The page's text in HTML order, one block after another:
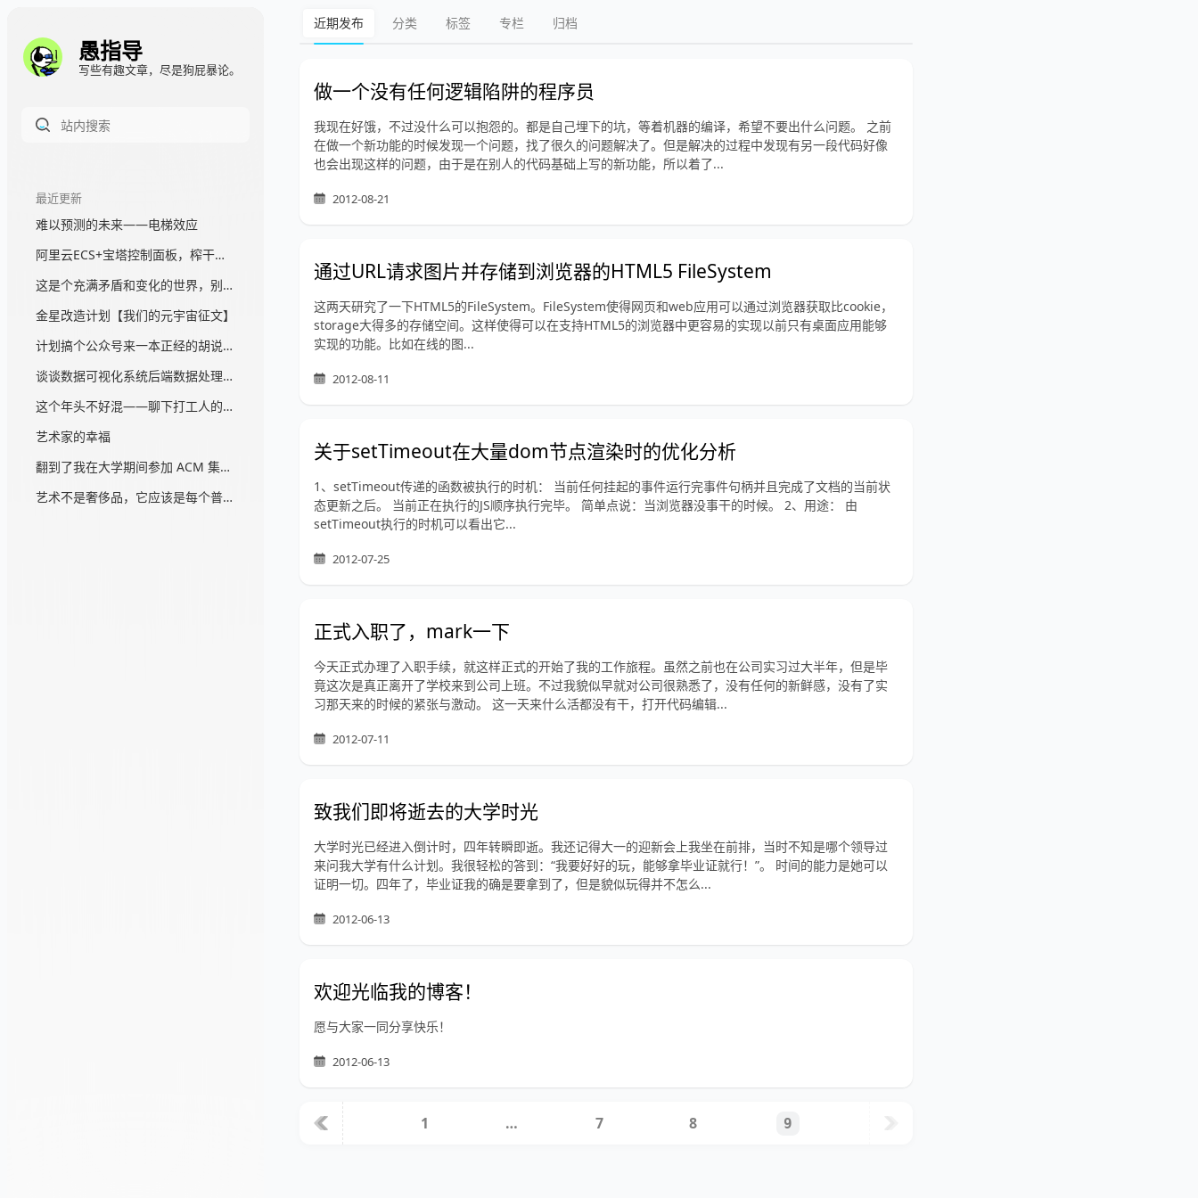
愚指导
写些有趣文章，尽是狗屁暴论。
最近更新
难以预测的未来——电梯效应
阿里云ECS+宝塔控制面板，榨干一台服务器，真香
这是个充满矛盾和变化的世界，别苛求完美
金星改造计划【我们的元宇宙征文】
计划搞个公众号来一本正经的胡说一通
谈谈数据可视化系统后端数据处理架构那块的事情
这个年头不好混——聊下打工人的阶级意识
艺术家的幸福
翻到了我在大学期间参加 ACM 集训的心得体会...
艺术不是奢侈品，它应该是每个普通人的消费品
近期发布 分类 标签 专栏 归档
做一个没有任何逻辑陷阱的程序员
我现在好饿，不过没什么可以抱怨的。都是自己埋下的坑，等着机器的编译，希望不要出什么问题。 之前
在做一个新功能的时候发现一个问题，找了很久的问题解决了。但是解决的过程中发现有另一段代码好像
也会出现这样的问题，由于是在别人的代码基础上写的新功能，所以着了...
2012-08-21
通过URL请求图片并存储到浏览器的HTML5 FileSystem
这两天研究了一下HTML5的FileSystem。FileSystem使得网页和web应用可以通过浏览器获取比cookie，
storage大得多的存储空间。这样使得可以在支持HTML5的浏览器中更容易的实现以前只有桌面应用能够
实现的功能。比如在线的图...
2012-08-11
关于setTimeout在大量dom节点渲染时的优化分析
1、setTimeout传递的函数被执行的时机： 当前任何挂起的事件运行完事件句柄并且完成了文档的当前状
态更新之后。 当前正在执行的JS顺序执行完毕。 简单点说：当浏览器没事干的时候。 2、用途： 由
setTimeout执行的时机可以看出它...
2012-07-25
正式入职了，mark一下
今天正式办理了入职手续，就这样正式的开始了我的工作旅程。虽然之前也在公司实习过大半年，但是毕
竟这次是真正离开了学校来到公司上班。不过我貌似早就对公司很熟悉了，没有任何的新鲜感，没有了实
习那天来的时候的紧张与激动。 这一天来什么活都没有干，打开代码编辑...
2012-07-11
致我们即将逝去的大学时光
大学时光已经进入倒计时，四年转瞬即逝。我还记得大一的迎新会上我坐在前排，当时不知是哪个领导过
来问我大学有什么计划。我很轻松的答到：“我要好好的玩，能够拿毕业证就行！”。 时间的能力是她可以
证明一切。四年了，毕业证我的确是要拿到了，但是貌似玩得并不怎么...
2012-06-13
欢迎光临我的博客！
愿与大家一同分享快乐！
2012-06-13
1 … 7 8 9